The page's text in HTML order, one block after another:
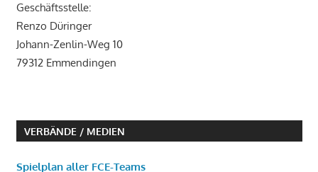
Geschäftsstelle:
Renzo Düringer
Johann-Zenlin-Weg 10
79312 Emmendingen
VERBÄNDE / MEDIEN
Spielplan aller FCE-Teams